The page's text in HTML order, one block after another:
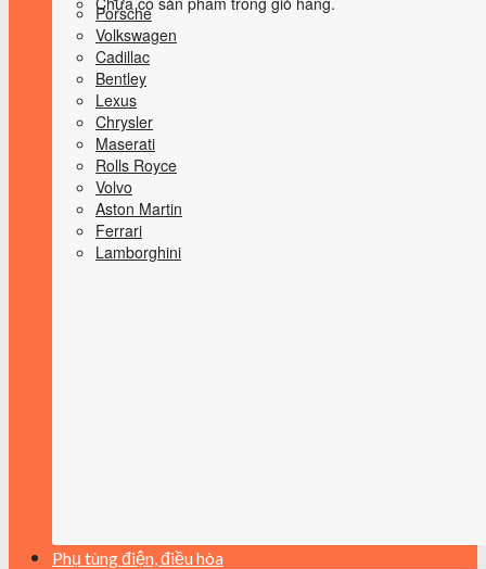
Porsche
Volkswagen
Cadillac
Bentley
Lexus
Chrysler
Maserati
Rolls Royce
Volvo
Aston Martin
Ferrari
Lamborghini
Phụ tùng điện, điều hòa